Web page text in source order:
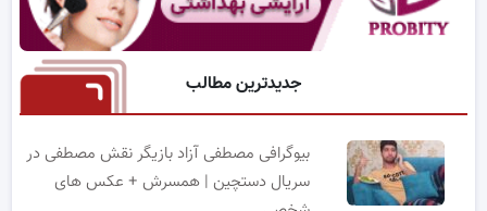
جدیدترین مطالب
بیوگرافی مصطفی آزاد بازیگر نقش مصطفی در
سریال دستچین | همسرش + عکس های